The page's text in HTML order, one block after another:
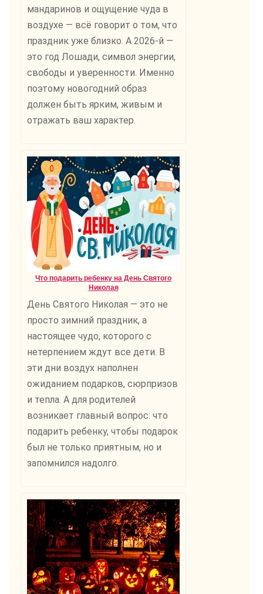
мандаринов и ощущение чуда в
воздухе — всё говорит о том, что
праздник уже близко. А 2026-й —
это год Лошади, символ энергии,
свободы и уверенности. Именно
поэтому новогодний образ
должен быть ярким, живым и
отражать ваш характер.
Что подарить ребенку на День Святого
Николая
День Святого Николая — это не
просто зимний праздник, а
настоящее чудо, которого с
нетерпением ждут все дети. В
эти дни воздух наполнен
ожиданием подарков, сюрпризов
и тепла. А для родителей
возникает главный вопрос: что
подарить ребенку, чтобы подарок
был не только приятным, но и
запомнился надолго.